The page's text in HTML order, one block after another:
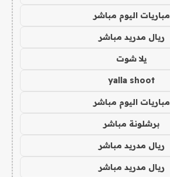
مباريات اليوم مباشر
ريال مدريد مباشر
يلا شوت
yalla shoot
مباريات اليوم مباشر
برشلونة مباشر
ريال مدريد مباشر
ريال مدريد مباشر